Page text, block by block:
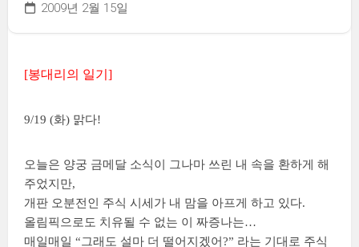
2009년 2월 15일
[봉대리의 일기]
9/19 (화) 맑다!
오늘은 양궁 금메달 소식이 그나마 쓰린 내 속을 환하게 해
주었지만,
개판 오분전인 주식 시세가 내 맘을 아프게 하고 있다.
올림픽으로도 치유될 수 없는 이 짜증나는…
매일매일 “그래도 설마 더 떨어지겠어?” 라는 기대로 주식